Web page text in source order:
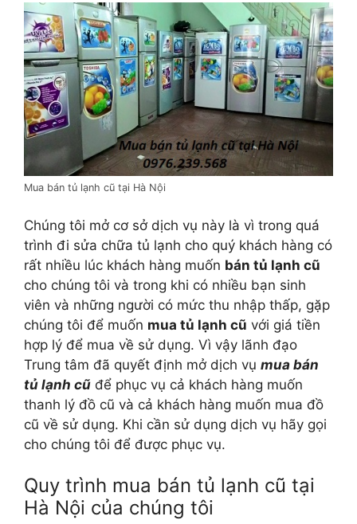
Mua bán tủ lạnh cũ tại Hà Nội
Chúng tôi mở cơ sở dịch vụ này là vì trong quá
trình đi sửa chữa tủ lạnh cho quý khách hàng có
rất nhiều lúc khách hàng muốn bán tủ lạnh cũ
cho chúng tôi và trong khi có nhiều bạn sinh
viên và những người có mức thu nhập thấp, gặp
chúng tôi để muốn mua tủ lạnh cũ với giá tiền
hợp lý để mua về sử dụng. Vì vậy lãnh đạo
Trung tâm đã quyết định mở dịch vụ mua bán
tủ lạnh cũ để phục vụ cả khách hàng muốn
thanh lý đồ cũ và cả khách hàng muốn mua đồ
cũ về sử dụng. Khi cần sử dụng dịch vụ hãy gọi
cho chúng tôi để được phục vụ.
Quy trình mua bán tủ lạnh cũ tại
Hà Nội của chúng tôi